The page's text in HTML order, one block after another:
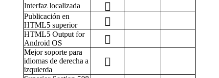
Interfaz localizada
Publicación en
HTML5 superior
HTML5 Output for
Android OS
Mejor soporte para
idiomas de derecha a
izquierda